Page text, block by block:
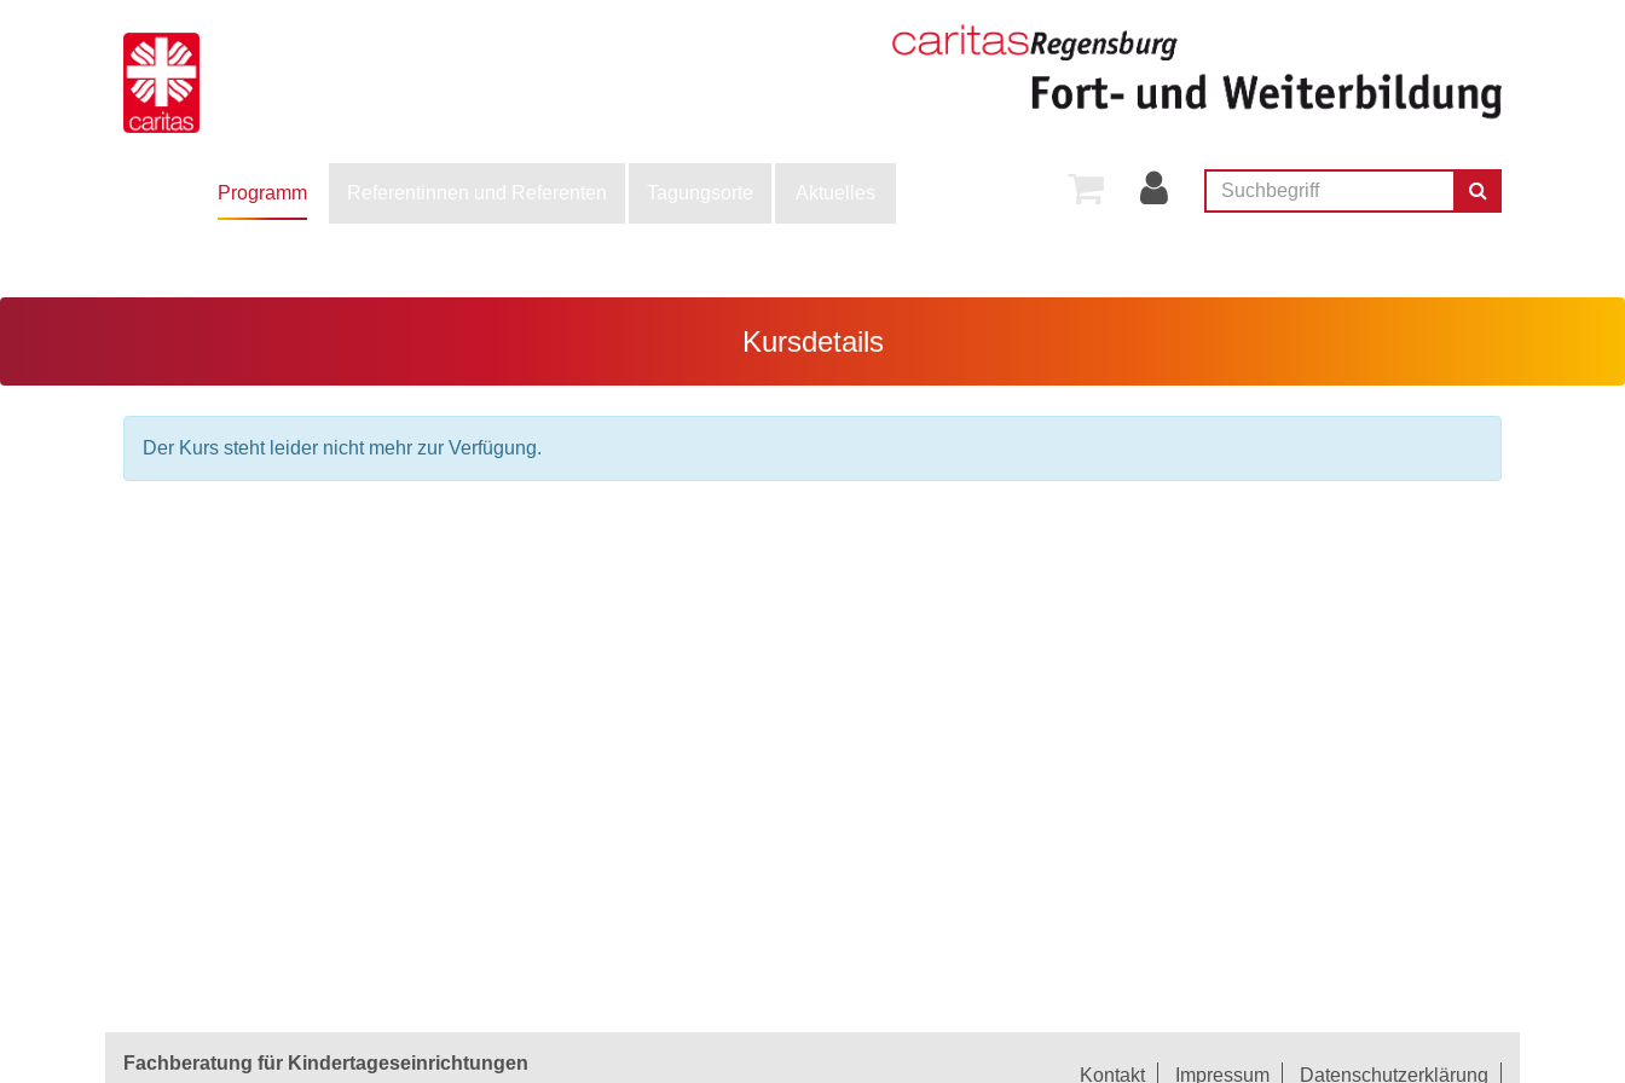
Programm Referentinnen und Referenten Tagungsorte Aktuelles
Kursdetails
Der Kurs steht leider nicht mehr zur Verfügung.
Fachberatung für Kindertageseinrichtungen
Kontakt Impressum Datenschutzerklärung